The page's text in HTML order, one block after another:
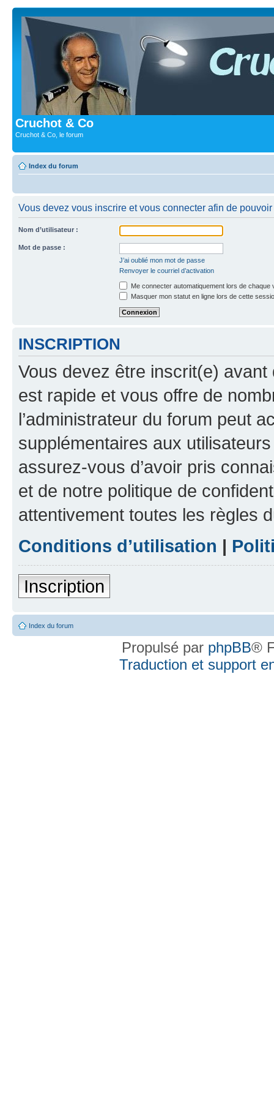
Cruchot & Co
Cruchot & Co, le forum
Index du forum
Vous devez vous inscrire et vous connecter afin de
Nom d’utilisateur :
Mot de passe :
J’ai oublié mon mot de passe
Renvoyer le courriel d’activation
Me connecter automatiquement lors de chaque
Masquer mon statut en ligne lors de cette
INSCRIPTION
Vous devez être inscrit(e) avant
est rapide et vous offre de
l’administrateur du forum peut
supplémentaires aux
assurez-vous d’avoir pris
et de notre politique de
attentivement toutes les règles
Conditions d’utilisation |
Inscription
Index du forum
Propulsé par phpBB®
Traduction et support